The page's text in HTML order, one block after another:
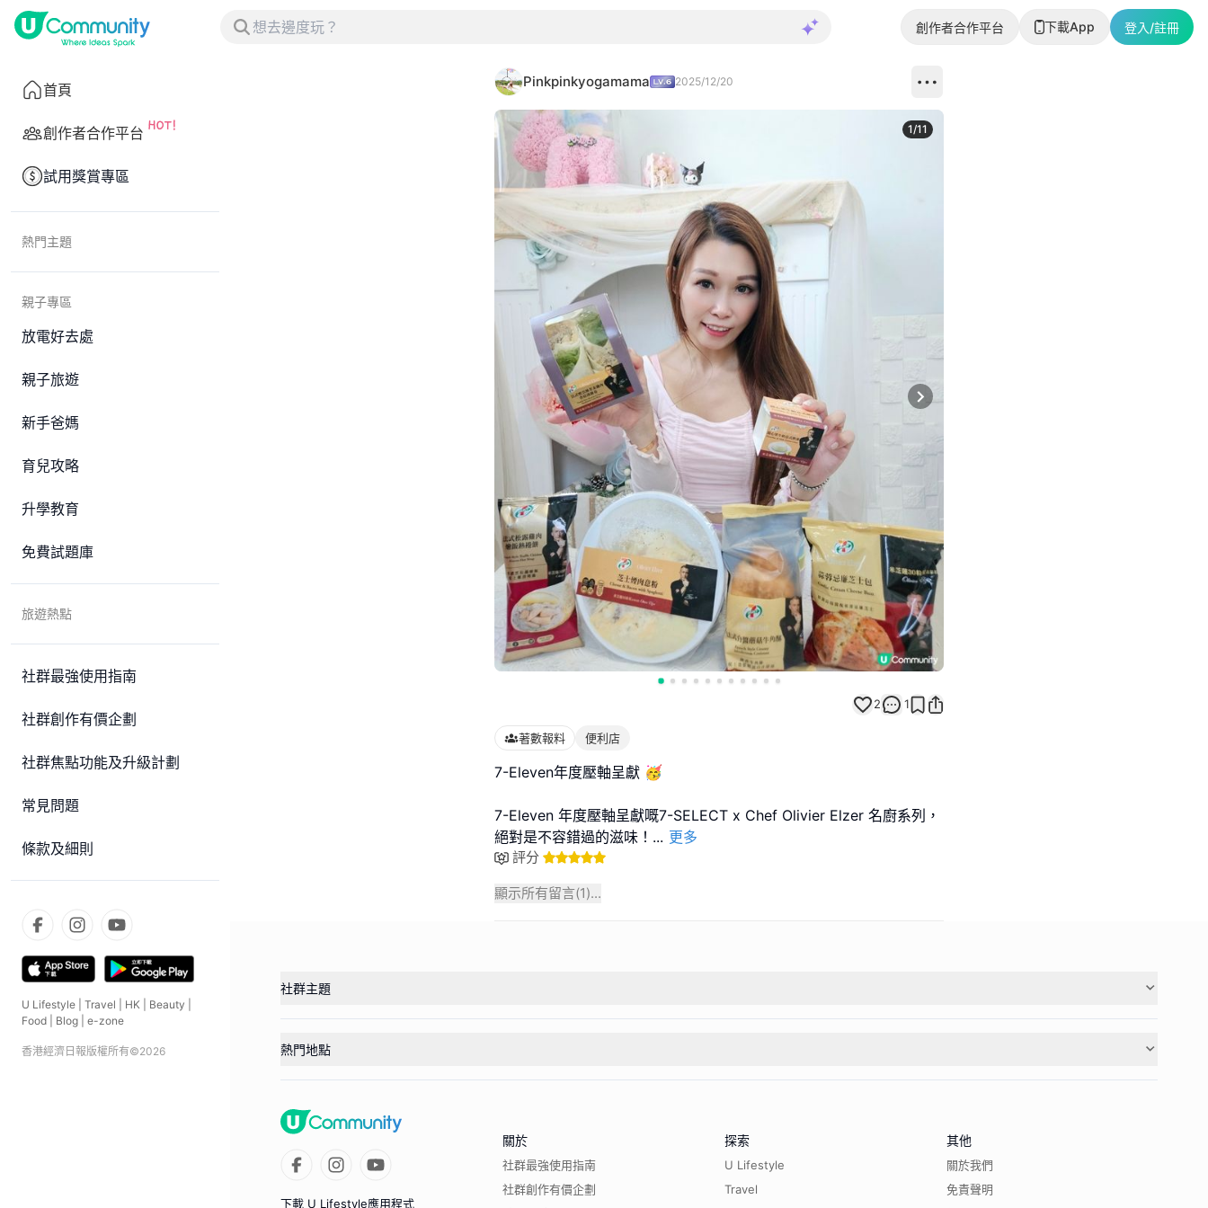
創作者合作平台 下載App 登入/註冊
首頁
創作者合作平台
試用獎賞專區
熱門主題
親子專區
放電好去處
親子旅遊
新手爸媽
育兒攻略
升學教育
免費試題庫
旅遊熱點
社群最強使用指南
社群創作有價企劃
社群焦點功能及升級計劃
常見問題
條款及細則
U Lifestyle Travel HK Beauty
Food
Blog e-zone
香港經濟日報版權所有©2026
Pinkpinkyogamama 2025/12/20
Next slide
1/11
2 1
著數報料 便利店
7-Eleven年度壓軸呈獻 🥳
7-Eleven 年度壓軸呈獻嘅7-SELECT x Chef Olivier Elzer 名廚系列，
絕對是不容錯過的滋味！ ... 更多
評分
顯示所有留言(1)...
社群主題
熱門地點
下載 U Lifestyle應用程式
關於
社群最強使用指南
社群創作有價企劃
探索
U Lifestyle
Travel
其他
關於我們
免責聲明